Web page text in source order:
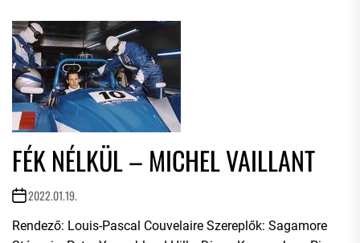
FÉK NÉLKÜL – MICHEL VAILLANT
2022.01.19.
Rendező: Louis-Pascal Couvelaire Szereplők: Sagamore